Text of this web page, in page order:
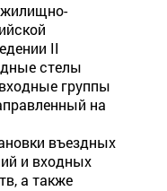
жилищно-
II
стелы
группы
на
въездных
и входных
а также